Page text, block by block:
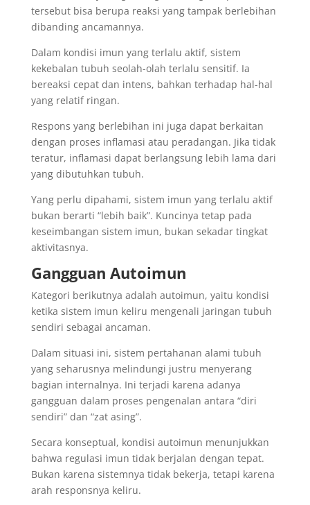
tersebut bisa berupa reaksi yang tampak berlebihan
dibanding ancamannya.
Dalam kondisi imun yang terlalu aktif, sistem
kekebalan tubuh seolah-olah terlalu sensitif. Ia
bereaksi cepat dan intens, bahkan terhadap hal-hal
yang relatif ringan.
Respons yang berlebihan ini juga dapat berkaitan
dengan proses inflamasi atau peradangan. Jika tidak
teratur, inflamasi dapat berlangsung lebih lama dari
yang dibutuhkan tubuh.
Yang perlu dipahami, sistem imun yang terlalu aktif
bukan berarti “lebih baik”. Kuncinya tetap pada
keseimbangan sistem imun, bukan sekadar tingkat
aktivitasnya.
Gangguan Autoimun
Kategori berikutnya adalah autoimun, yaitu kondisi
ketika sistem imun keliru mengenali jaringan tubuh
sendiri sebagai ancaman.
Dalam situasi ini, sistem pertahanan alami tubuh
yang seharusnya melindungi justru menyerang
bagian internalnya. Ini terjadi karena adanya
gangguan dalam proses pengenalan antara “diri
sendiri” dan “zat asing”.
Secara konseptual, kondisi autoimun menunjukkan
bahwa regulasi imun tidak berjalan dengan tepat.
Bukan karena sistemnya tidak bekerja, tetapi karena
arah responsnya keliru.